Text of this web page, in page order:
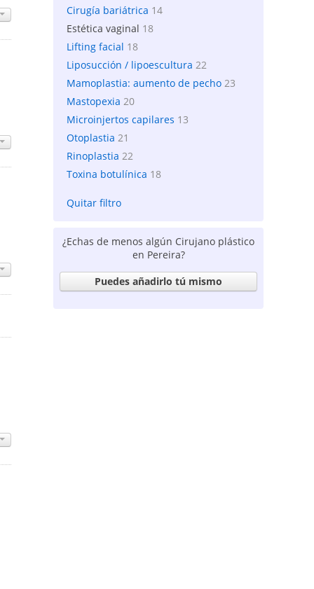
Cirugía bariátrica 14
Estética vaginal 18
Lifting facial 18
Liposucción / lipoescultura 22
Mamoplastia: aumento de pecho 23
Mastopexia 20
Microinjertos capilares 13
Otoplastia 21
Rinoplastia 22
Toxina botulínica 18
Quitar filtro
¿Echas de menos algún Cirujano plástico
en Pereira?
Puedes añadirlo tú mismo